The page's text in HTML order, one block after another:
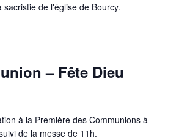
de l'église de Bourcy.
– Fête Dieu
à la Première des Communions à
de la messe de 11h.